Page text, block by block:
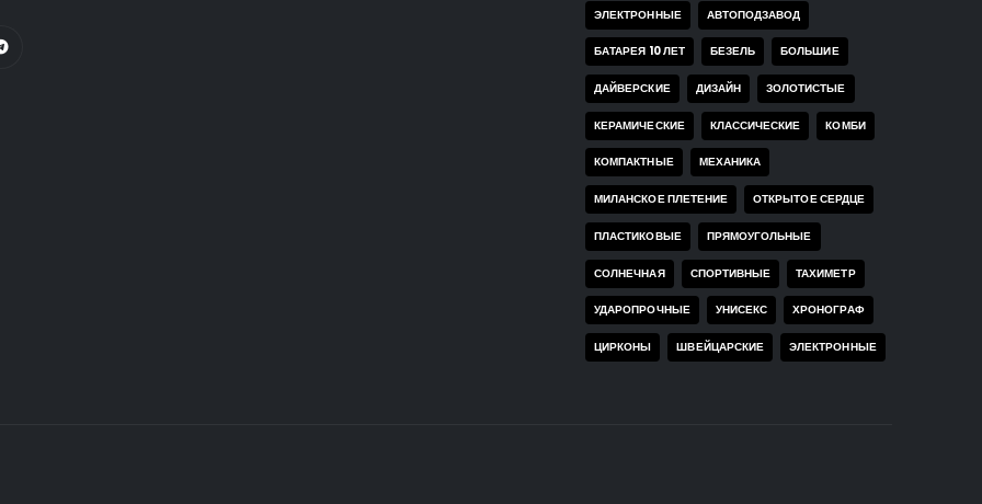
ЭЛЕКТРОННЫЕ АВТОПОДЗАВОД
БАТАРЕЯ 10 ЛЕТ БЕЗЕЛЬ БОЛЬШИЕ
ДАЙВЕРСКИЕ ДИЗАЙН ЗОЛОТИСТЫЕ
КЕРАМИЧЕСКИЕ КЛАССИЧЕСКИЕ КОМБИ
КОМПАКТНЫЕ МЕХАНИКА
МИЛАНСКОЕ ПЛЕТЕНИЕ ОТКРЫТОЕ СЕРДЦЕ
ПЛАСТИКОВЫЕ ПРЯМОУГОЛЬНЫЕ
СОЛНЕЧНАЯ СПОРТИВНЫЕ ТАХИМЕТР
УДАРОПРОЧНЫЕ УНИСЕКС ХРОНОГРАФ
ЦИРКОНЫ ШВЕЙЦАРСКИЕ ЭЛЕКТРОННЫЕ